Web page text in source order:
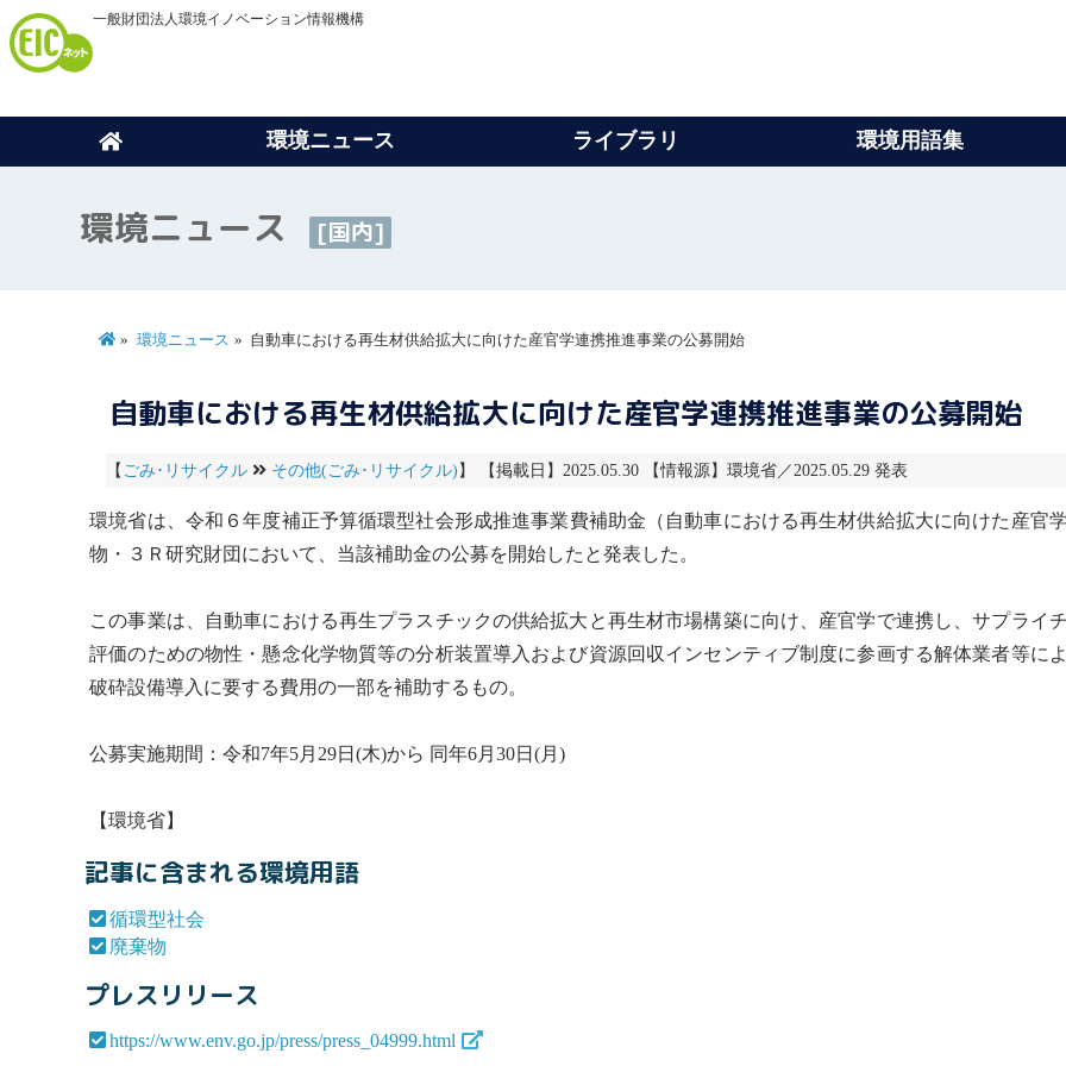
一般財団法人環境イノベーション情報機構
環境ニュース ライブラリ 環境用語集
環境ニュース [国内]
環境ニュース 自動車における再生材供給拡大に向けた産官学連携推進事業の公募開始
自動車における再生材供給拡大に向けた産官学連携推進事業の公募開始
【 ごみ･リサイクル その他(ごみ･リサイクル) 】 【掲載日】2025.05.30 【情報源】環境省／2025.05.29 発表
環境省は、令和６年度補正予算循環型社会形成推進事業費補助金（自動車における再生材供給拡大に向けた産官
物 ・３Ｒ研究財団において、当該補助金の公募を開始したと発表した。
この事業は、自動車における再生プラスチックの供給拡大と再生材市場構築に向け、産官学で連携し、サプライ
評価のための物性・懸念化学物質等の分析装置導入および資源回収インセンティブ制度に参画する解体業者等に
破砕設備導入に要する費用の一部を補助するもの。
公募実施期間：令和7年5月29日(木)から 同年6月30日(月)
【環境省】
記事に含まれる環境用語
循環型社会
廃棄物
プレスリリース
https://www.env.go.jp/press/press_04999.html